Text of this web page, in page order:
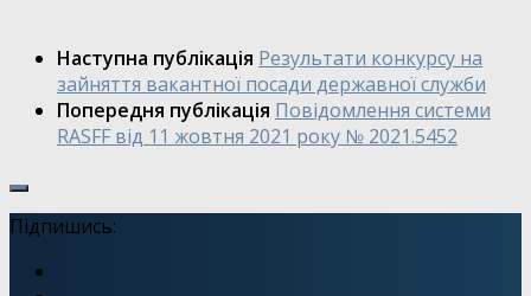
Наступна публікація Результати конкурсу на
зайняття вакантної посади державної служби
Попередня публікація Повідомлення системи
RASFF від 11 жовтня 2021 року № 2021.5452
Підпишись: